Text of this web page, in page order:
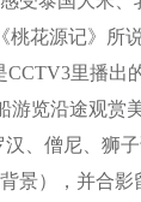
花源记》所
里播出
览沿途观赏
、僧尼、狮
景），并合影